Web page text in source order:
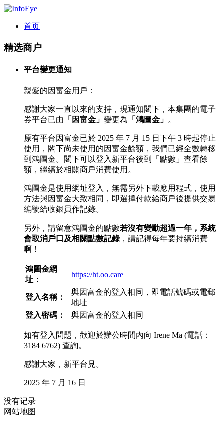
首页
精选商户
平台變更通知
親愛的因富金用戶：
感謝大家一直以來的支持，現通知閣下，本集團的電子
券平台已由 「因富金」 變更為 「鴻圖金」 。
原有平台因富金已於 2025 年 7 月 15 日下午 3 時起停止
使用，閣下尚未使用的因富金餘額，我們已經全數轉移
到鴻圖金。閣下可以登入新平台後到「點數」查看餘
額，繼續於相關商戶消費使用。
鴻圖金是使用網址登入，無需另外下載應用程式，使用
方法與因富金大致相同，即選擇付款給商戶後提供交易
編號給收銀員作記錄。
另外，請留意鴻圖金的點數若沒有變動超過一年，系統
會取消戶口及相關點數記錄，請記得每年要持續消費
啊！
鴻圖金網
址：
https://ht.oo.care
登入名稱：
與因富金的登入相同，即電話號碼或電郵
地址
登入密碼：
與因富金的登入相同
如有登入問題，歡迎於辦公時間內向 Irene Ma (電話：
3184 6762) 查詢。
感謝大家，新平台見。
2025 年 7 月 16 日
没有记录
网站地图